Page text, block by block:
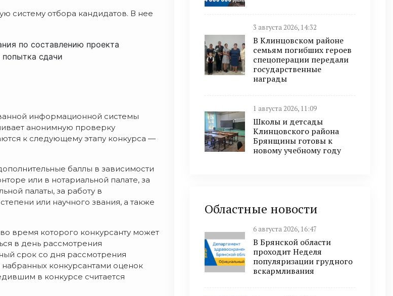
систему отбора кандидатов. В нее
по составлению проекта
сдачи
информационной системы
анонимную проверку
к следующему этапу конкурса —
баллы в зависимости
или в нотариальной палате, за
палаты, за работу в
или научного звания, а также
время которого конкурсанту может
в день рассмотрения
срок со дня рассмотрения
конкурсантами оценок
в конкурсе считается
3 августа 2026, 14:32
В Клинцовском районе
семьям погибших героев
спецоперации передали
государственные
награды
1 августа 2026, 11:09
Школы и детсады
Клинцовского района
Брянщины готовы к
новому учебному году
Областные новости
6 августа 2026, 16:47
В Брянской области
проходит Неделя
популяризации грудного
вскармливания